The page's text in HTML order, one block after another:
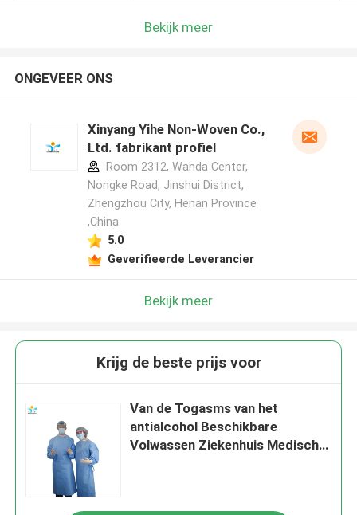
Bekijk meer
ONGEVEER ONS
Xinyang Yihe Non-Woven Co.,
Ltd. fabrikant profiel
Room 2312, Wanda Center,
Nongke Road, Jinshui District,
Zhengzhou City, Henan Province
,China
5.0
Geverifieerde Leverancier
Bekijk meer
Krijg de beste prijs voor
Van de Togasms van het
antialcohol Beschikbare
Volwassen Ziekenhuis Medische